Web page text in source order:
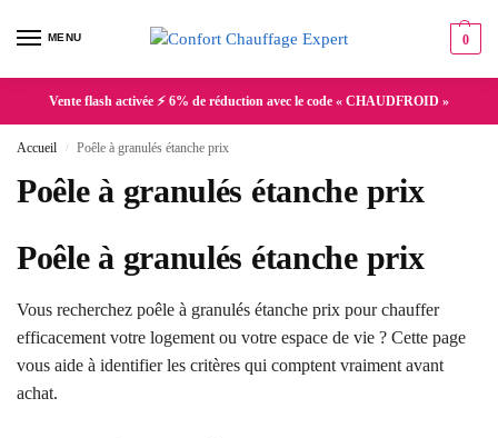
MENU 0
Vente flash activée ⚡ 6% de réduction avec le code « CHAUDFROID »
Accueil / Poêle à granulés étanche prix
Poêle à granulés étanche prix
Poêle à granulés étanche prix
Vous recherchez poêle à granulés étanche prix pour chauffer
efficacement votre logement ou votre espace de vie ? Cette page
vous aide à identifier les critères qui comptent vraiment avant
achat.